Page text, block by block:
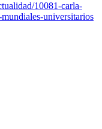
10081-carla-
mundiales-universitarios